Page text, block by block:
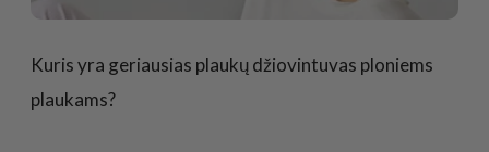
Kuris yra geriausias plaukų džiovintuvas ploniems
plaukams?